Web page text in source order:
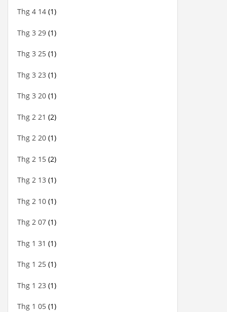
Thg 4 14 (1)
Thg 3 29 (1)
Thg 3 25 (1)
Thg 3 23 (1)
Thg 3 20 (1)
Thg 2 21 (2)
Thg 2 20 (1)
Thg 2 15 (2)
Thg 2 13 (1)
Thg 2 10 (1)
Thg 2 07 (1)
Thg 1 31 (1)
Thg 1 25 (1)
Thg 1 23 (1)
Thg 1 05 (1)